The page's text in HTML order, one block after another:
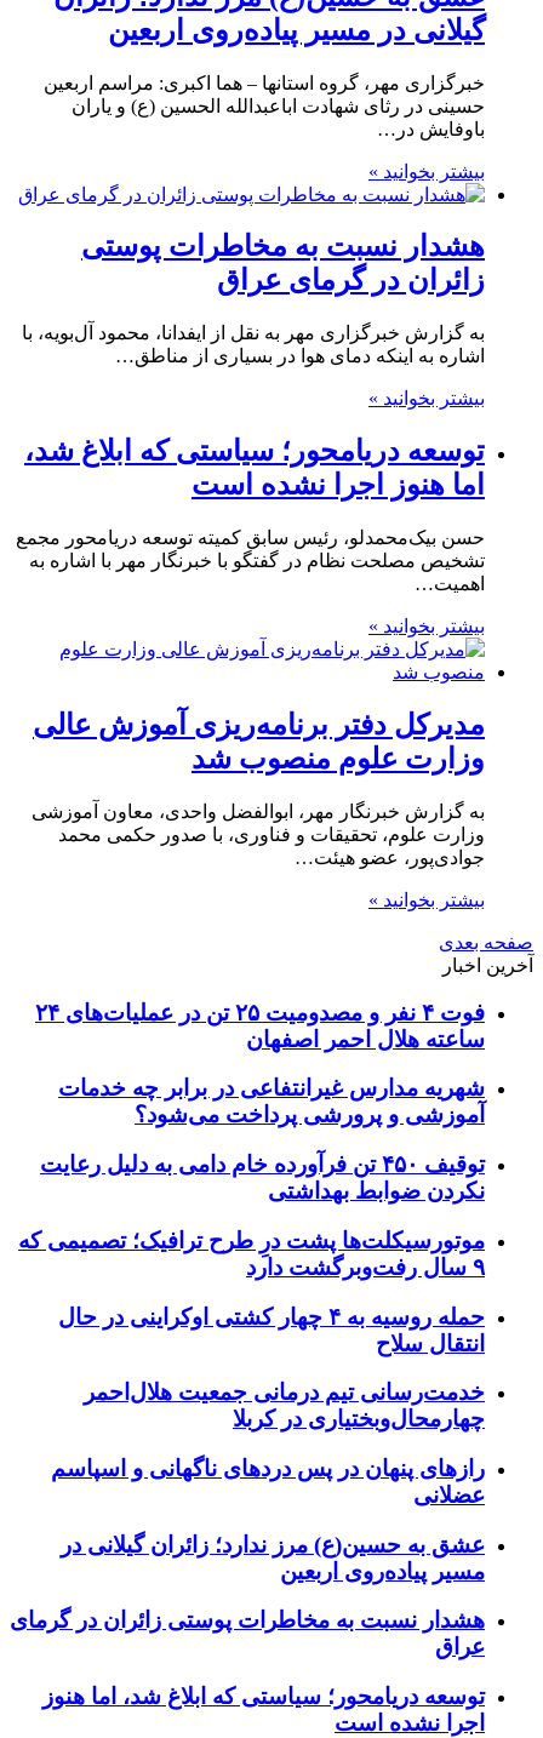
گیلانی در مسیر پیاده‌روی اربعین
خبرگزاری مهر، گروه استانها – هما اکبری: مراسم اربعین
حسینی در رثای شهادت اباعبدالله الحسین (ع) و یاران
باوفایش در…
بیشتر بخوانید »
هشدار نسبت به مخاطرات پوستی
زائران در گرمای عراق
به گزارش خبرگزاری مهر به نقل از ایفدانا، محمود آل‌بویه، با
اشاره به اینکه دمای هوا در بسیاری از مناطق…
بیشتر بخوانید »
توسعه دریامحور؛ سیاستی که ابلاغ شد،
اما هنوز اجرا نشده است
حسن بیک‌محمدلو، رئیس سابق کمیته توسعه دریامحور مجمع
تشخیص مصلحت نظام در گفتگو با خبرنگار مهر با اشاره به
اهمیت…
بیشتر بخوانید »
مدیرکل دفتر برنامه‌ریزی آموزش عالی
وزارت علوم منصوب شد
به گزارش خبرنگار مهر، ابوالفضل واحدی، معاون آموزشی
وزارت علوم، تحقیقات و فناوری، با صدور حکمی محمد
جوادی‌پور، عضو هیئت…
بیشتر بخوانید »
صفحه بعدی
آخرین اخبار
فوت ۴ نفر و مصدومیت ۲۵ تن در عملیات‌های ۲۴
ساعته هلال احمر اصفهان
شهریه مدارس غیرانتفاعی در برابر چه خدمات
آموزشی و پرورشی پرداخت می‌شود؟
توقیف ۴۵۰ تن فرآورده خام دامی به دلیل رعایت
نکردن ضوابط بهداشتی
موتورسیکلت‌ها پشت درِ طرح ترافیک؛ تصمیمی که
۹ سال رفت‌وبرگشت دارد
حمله روسیه به ۴ چهار کشتی اوکراینی در حال
انتقال سلاح
خدمت‌رسانی تیم درمانی جمعیت هلال‌احمر
چهارمحال‌وبختیاری در کربلا
رازهای پنهان در پس دردهای ناگهانی و اسپاسم
عضلانی
عشق به حسین(ع) مرز ندارد؛ زائران گیلانی در
مسیر پیاده‌روی اربعین
هشدار نسبت به مخاطرات پوستی زائران در گرمای
عراق
توسعه دریامحور؛ سیاستی که ابلاغ شد، اما هنوز
اجرا نشده است